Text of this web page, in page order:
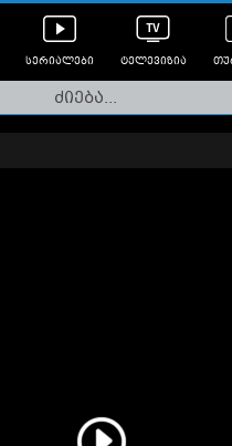
სერიალები ტელევიზია